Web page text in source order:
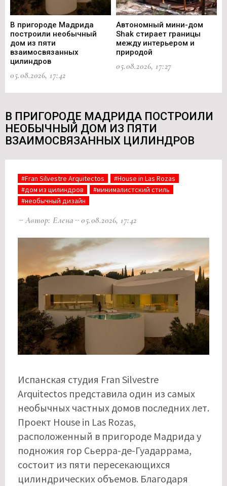
В пригороде Мадрида
построили необычный
дом из пяти
взаимосвязанных
цилиндров
05.08.2026, 17:42
Автономный мини-дом
Shak стирает границы
между интерьером и
природой
05.08.2026, 17:27
В ПРИГОРОДЕ МАДРИДА ПОСТРОИЛИ
НЕОБЫЧНЫЙ ДОМ ИЗ ПЯТИ
ВЗАИМОСВЯЗАННЫХ ЦИЛИНДРОВ
#Fran Silvestre Arquitectos
#House in Las Rozas
#дом из цилиндров
#минималистский стиль
#необычный дизайн
Автор: Елена 05.08.2026, 17:42
Испанская студия Fran Silvestre
Arquitectos представила один из самых
необычных частных домов последних лет.
Проект House in Las Rozas,
расположенный в пригороде Мадрида у
подножия гор Сьерра-де-Гуадаррама,
состоит из пяти пересекающихся
цилиндрических объемов. Благодаря